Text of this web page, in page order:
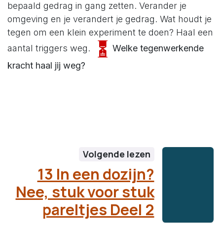
bepaald gedrag in gang zetten. Verander je
omgeving en je verandert je gedrag. Wat houdt je
tegen om een klein experiment te doen? Haal een
aantal triggers weg.
Welke tegenwerkende
kracht haal jij weg?
Volgende lezen
13 In een dozijn?
Nee, stuk voor stuk
pareltjes Deel 2